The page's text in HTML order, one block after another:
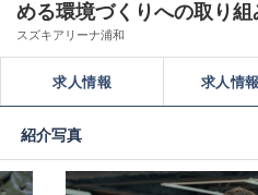
める環境づくりへの取り
スズキアリーナ浦和
求人情報 求人情
紹介写真